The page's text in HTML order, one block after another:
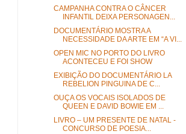
CAMPANHA CONTRA O CÂNCER
INFANTIL DEIXA PERSONAGEN...
DOCUMENTÁRIO MOSTRA A
NECESSIDADE DA ARTE EM “A VI...
OPEN MIC NO PORTO DO LIVRO
ACONTECEU E FOI SHOW
EXIBIÇÃO DO DOCUMENTÁRIO LA
REBELION PINGUINA DE C...
OUÇA OS VOCAIS ISOLADOS DE
QUEEN E DAVID BOWIE EM ...
LIVRO – UM PRESENTE DE NATAL -
CONCURSO DE POESIA...